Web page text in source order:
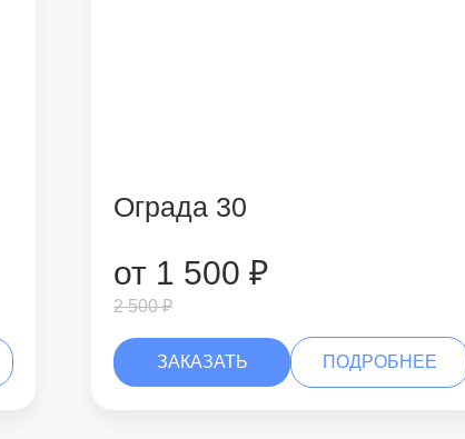
Ограда 30
от 1 500 ₽
2 500 ₽
ЗАКАЗАТЬ ПОДРОБНЕЕ